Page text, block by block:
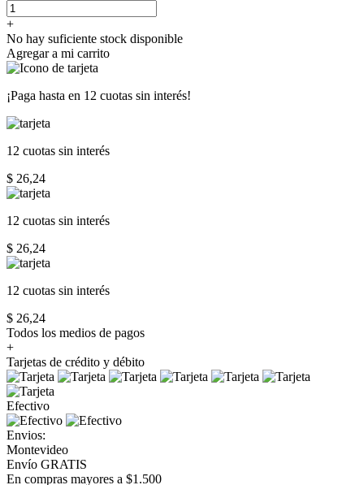
+
No hay suficiente stock disponible
Agregar a mi carrito
¡Paga hasta en 12 cuotas sin interés!
12 cuotas sin interés
$ 26,24
12 cuotas sin interés
$ 26,24
12 cuotas sin interés
$ 26,24
Todos los medios de pagos
+
Tarjetas de crédito y débito
Efectivo
Envios:
Montevideo
Envío GRATIS
En compras mayores a $1.500